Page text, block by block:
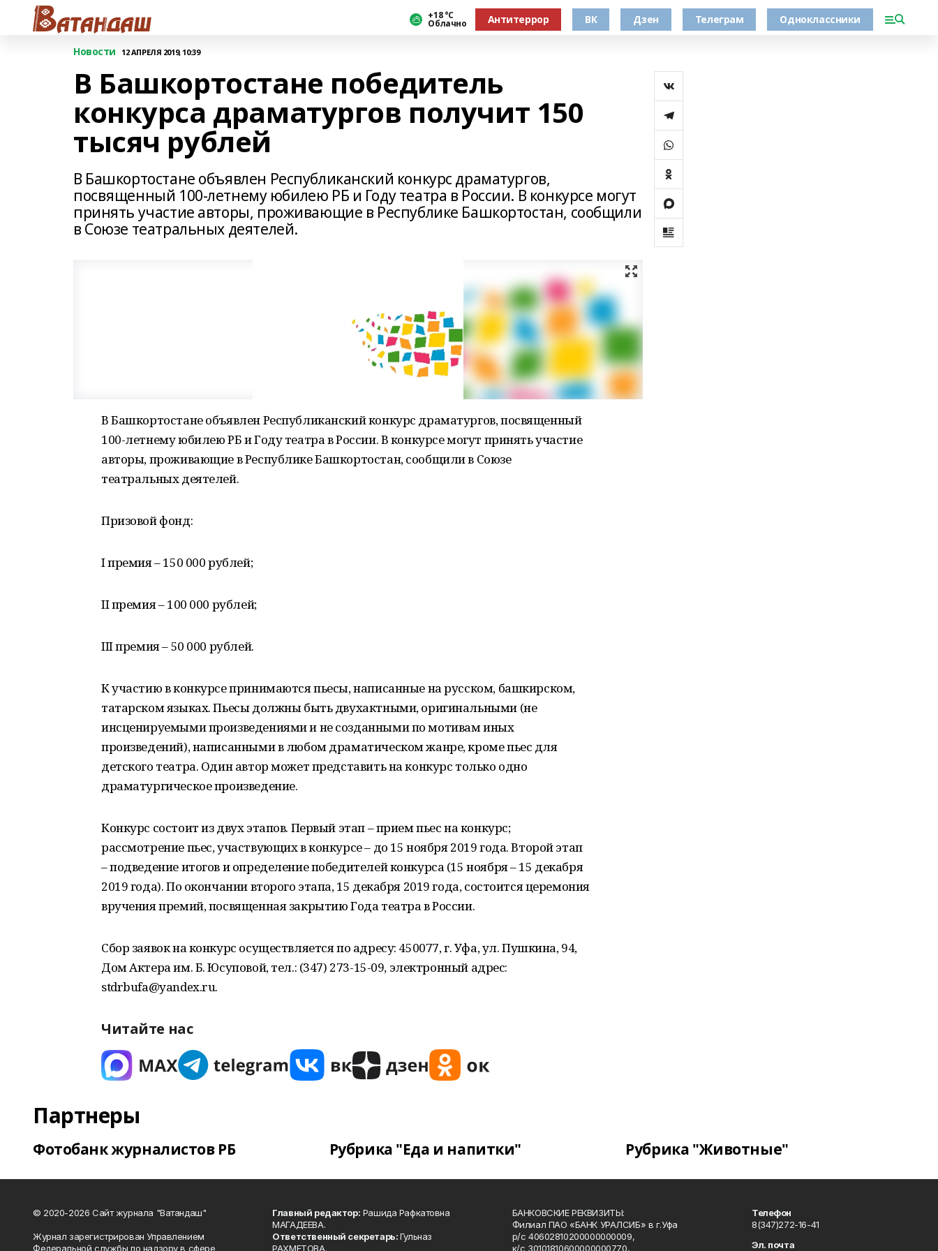
+18 °С
Облачно Антитеррор ВК Дзен Телеграм Одноклассники
Новости 12 АПРЕЛЯ 2019, 10:39
В Башкортостане победитель
конкурса драматургов получит 150
тысяч рублей
В Башкортостане объявлен Республиканский конкурс драматургов,
посвященный 100-летнему юбилею РБ и Году театра в России. В конкурсе могут
принять участие авторы, проживающие в Республике Башкортостан, сообщили
в Союзе театральных деятелей.
В Башкортостане объявлен Республиканский конкурс драматургов, посвященный
100-летнему юбилею РБ и Году театра в России. В конкурсе могут принять участие
авторы, проживающие в Республике Башкортостан, сообщили в Союзе
театральных деятелей.
Призовой фонд:
I премия – 150 000 рублей;
II премия – 100 000 рублей;
III премия – 50 000 рублей.
К участию в конкурсе принимаются пьесы, написанные на русском, башкирском,
татарском языках. Пьесы должны быть двухактными, оригинальными (не
инсценируемыми произведениями и не созданными по мотивам иных
произведений), написанными в любом драматическом жанре, кроме пьес для
детского театра. Один автор может представить на конкурс только одно
драматургическое произведение.
Конкурс состоит из двух этапов. Первый этап – прием пьес на конкурс;
рассмотрение пьес, участвующих в конкурсе – до 15 ноября 2019 года. Второй этап
– подведение итогов и определение победителей конкурса (15 ноября – 15 декабря
2019 года). По окончании второго этапа, 15 декабря 2019 года, состоится церемония
вручения премий, посвященная закрытию Года театра в России.
Сбор заявок на конкурс осуществляется по адресу: 450077, г. Уфа, ул. Пушкина, 94,
Дом Актера им. Б. Юсуповой, тел.: (347) 273-15-09, электронный адрес:
stdrbufa@yandex.ru.
Читайте нас
Партнеры
Фотобанк журналистов РБ Рубрика "Еда и напитки" Рубрика "Животные"
© 2020-2026 Сайт журнала "Ватандаш"
Журнал зарегистрирован Управлением
Федеральной службы по надзору в сфере
Главный редактор: Рашида Рафкатовна
МАГАДЕЕВА.
Ответственный секретарь:Гульназ
РАХМЕТОВА.
БАНКОВСКИЕ РЕКВИЗИТЫ:
Филиал ПАО «БАНК УРАЛСИБ» в г.Уфа
р/с 40602810200000000009,
к/с 30101810600000000770,
Телефон
8(347)272-16-41
Эл. почта